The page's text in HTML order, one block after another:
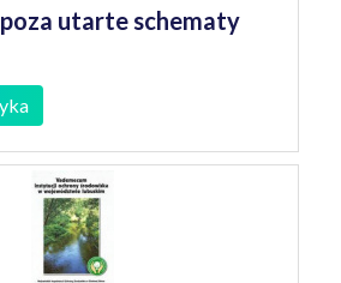
utarte schematy